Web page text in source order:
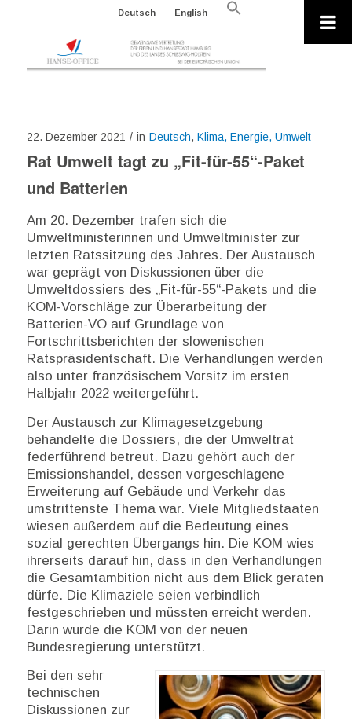
Deutsch English
Search
22. Dezember 2021 / in Deutsch, Klima, Energie, Umwelt
Rat Umwelt tagt zu „Fit-für-55“-Paket
und Batterien
Am 20. Dezember trafen sich die
Umweltministerinnen und Umweltminister zur
letzten Ratssitzung des Jahres. Der Austausch
war geprägt von Diskussionen über die
Umweltdossiers des „Fit-für-55“-Pakets und die
KOM-Vorschläge zur Überarbeitung der
Batterien-VO auf Grundlage von
Fortschrittsberichten der slowenischen
Ratspräsidentschaft. Die Verhandlungen werden
also unter französischem Vorsitz im ersten
Halbjahr 2022 weitergeführt.
Der Austausch zur Klimagesetzgebung
behandelte die Dossiers, die der Umweltrat
federführend betreut. Dazu gehört auch der
Emissionshandel, dessen vorgeschlagene
Erweiterung auf Gebäude und Verkehr das
umstrittenste Thema war. Viele Mitgliedstaaten
wiesen außerdem auf die Bedeutung eines
sozial gerechten Übergangs hin. Die KOM wies
ihrerseits darauf hin, dass in den Verhandlungen
die Gesamtambition nicht aus dem Blick geraten
dürfe. Die Klimaziele seien verbindlich
festgeschrieben und müssten erreicht werden.
Darin wurde die KOM von der neuen
Bundesregierung unterstützt.
Bei den sehr
technischen
Diskussionen zur